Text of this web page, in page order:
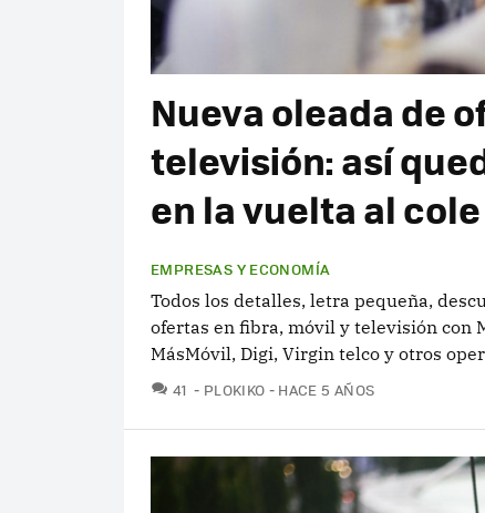
Nueva oleada de
televisión: así
en la vuelta al cole
EMPRESAS Y ECONOMÍA
Todos los detalles, letra pequeña,
ofertas en fibra, móvil y televisión con
MásMóvil, Digi, Virgin telco y otros
41 COMENTARIOS
PLOKIKO HACE 5 AÑOS